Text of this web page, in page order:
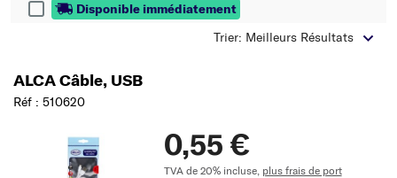
Choix du typeDisponible immédiatement
Trier: Meilleurs Résultats
ALCA Câble, USB
Réf : 510620
0,55 €
TVA de 20% incluse, plus frais de port